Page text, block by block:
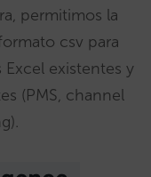
permitimos la
csv para
existentes y
(PMS, channel